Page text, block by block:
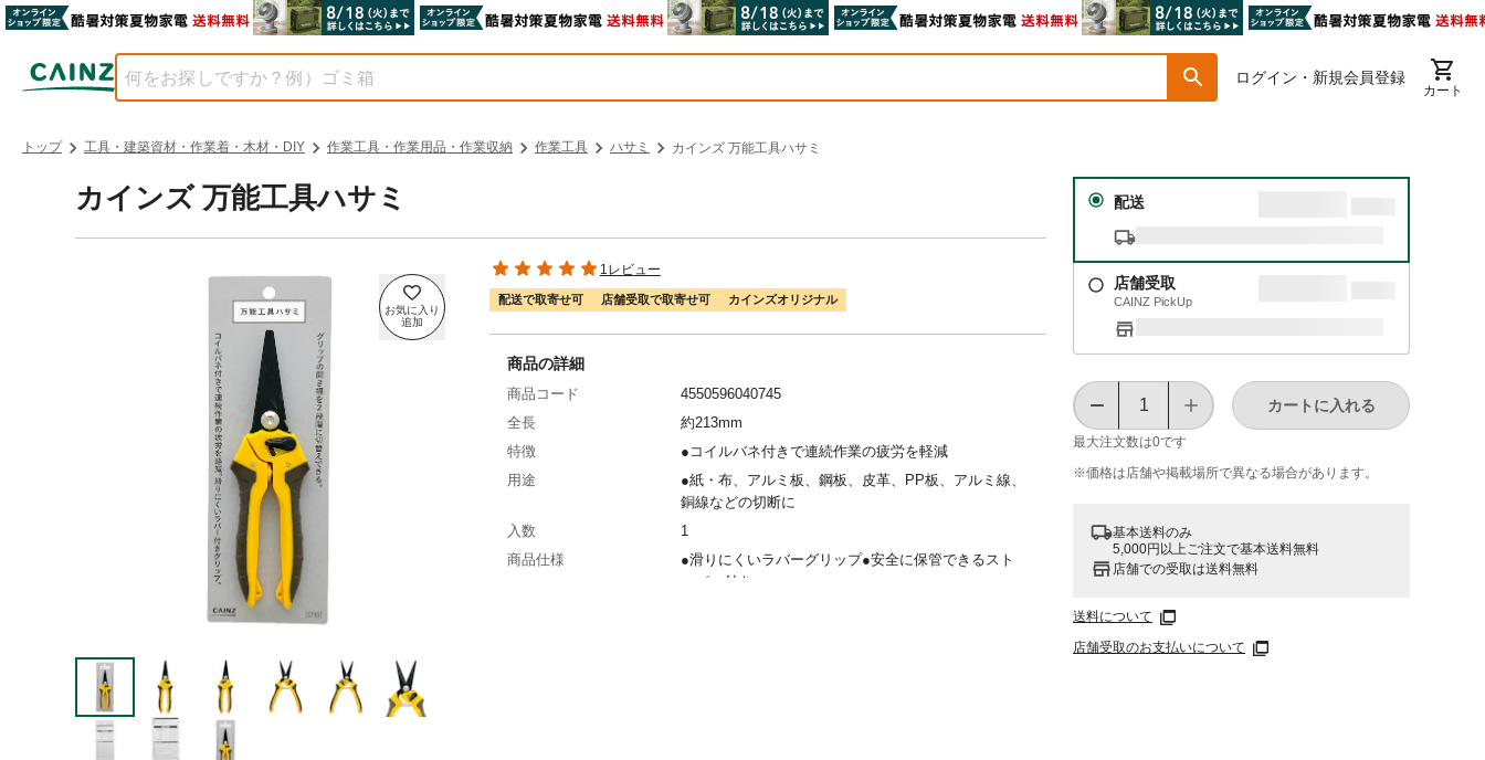
ログイン・新規会員登録
カート
トップ 工具・建築資材・作業着・木材・DIY 作業工具・作業用品・作業収納 作業工具 ハサミ カインズ 万能工具ハサミ
カインズ 万能工具ハサミ
1レビュー
配送で取寄せ可 店舗受取で取寄せ可 カインズオリジナル
配送
店舗受取
CAINZ PickUp
最大注文数は0です
カートに入れる
※価格は​店舗や​掲載場所で​異なる​場合が​あります。
基本送料のみ
5,000円以上ご注文で基本送料無料
店舗での受取は送料無料
送料について
店舗受取のお支払いについて
商品の詳細
商品コード
4550596040745
全長
約213mm
特徴
●コイルバネ付きで連続作業の疲労を軽減
用途
●紙・布、アルミ板、鋼板、皮革、PP板、アルミ線、
銅線などの切断に
入数
1
商品仕様
●滑りにくいラバーグリップ●安全に保管できるスト
ッパー付き